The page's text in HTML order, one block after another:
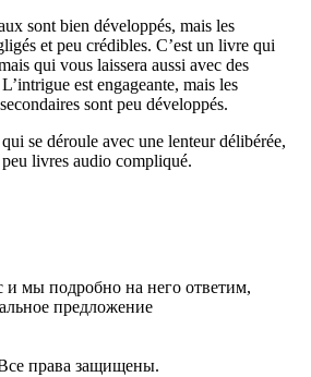
sont bien développés, mais les
et peu crédibles. C’est un livre qui
qui vous laissera aussi avec des
est engageante, mais les
sont peu développés.
se déroule avec une lenteur délibérée,
livres audio compliqué.
мы подробно на него ответим,
предложение
права защищены.